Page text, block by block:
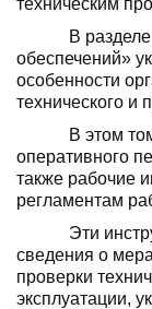
техническим
В разделе
обеспечений»
особенности
технического и
В этом томе
оперативного
также рабочие
регламентам
Эти
сведения о
проверки
эксплуатации,